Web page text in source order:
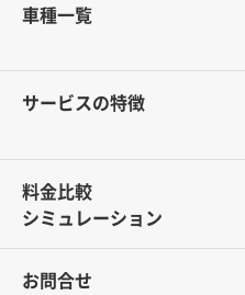
車種一覧
サービスの特徴
料金比較
シミュレーション
お問合せ